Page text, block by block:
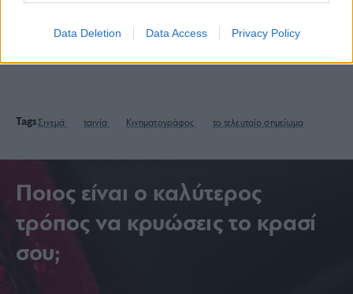
Data Deletion Data Access Privacy Policy
TagsΣινεμά ταινία Κινηματογράφος το τελευταίο σημείωμα
Ποιος είναι ο καλύτερος
τρόπος να κρυώσεις το κρασί
σου;